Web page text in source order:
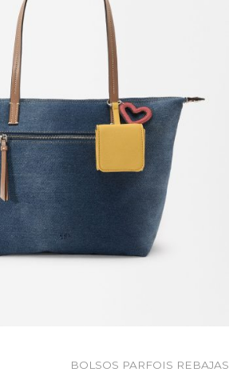
BOLSOS PARFOIS REBAJAS